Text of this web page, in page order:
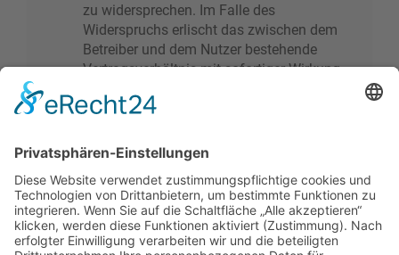
zu widersprechen. Im Falle des
Widerspruchs erlischt das zwischen dem
Betreiber und dem Nutzer bestehende
Vertragsverhältnis mit sofortiger Wirkung.
verbindlich, wenn der Nutzer den
Informationen über den Umgang mit deinen
persönlichen Daten sind in der
Datenschutzerklärung enthalten.